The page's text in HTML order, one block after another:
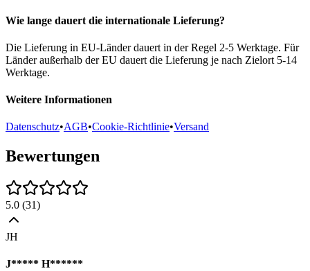
Wie lange dauert die internationale Lieferung?
Die Lieferung in EU-Länder dauert in der Regel 2-5 Werktage. Für
Länder außerhalb der EU dauert die Lieferung je nach Zielort 5-14
Werktage.
Weitere Informationen
Datenschutz•AGB•Cookie-Richtlinie•Versand
Bewertungen
5.0 (31)
JH
J***** H******